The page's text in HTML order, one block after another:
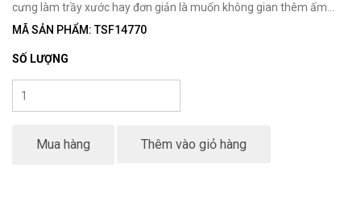
cưng làm trầy xước hay đơn giản là muốn không gian thêm ấm...
MÃ SẢN PHẨM: TSF14770
SỐ LƯỢNG
Mua hàng Thêm vào giỏ hàng